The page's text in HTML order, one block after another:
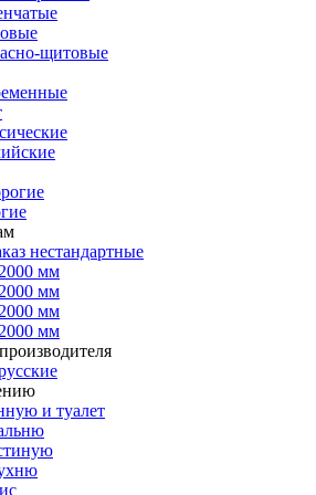
щитовые
нестандартные
мм
мм
мм
мм
и туалет